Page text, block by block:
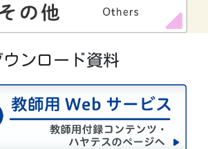
ウンロード資料